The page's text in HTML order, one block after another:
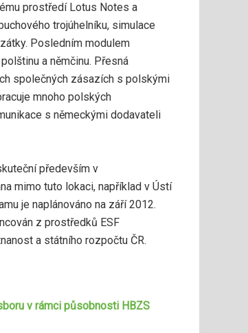
prostředí Lotus Notes a
trojúhelníku, simulace
Posledním modulem
a němčinu. Přesná
společných zásazích s polskými
mnoho polských
s německými dodavateli
především v
mimo tuto lokaci, například v Ústí
je naplánováno na září 2012.
z prostředků ESF
a státního rozpočtu ČR.
v rámci působnosti HBZS